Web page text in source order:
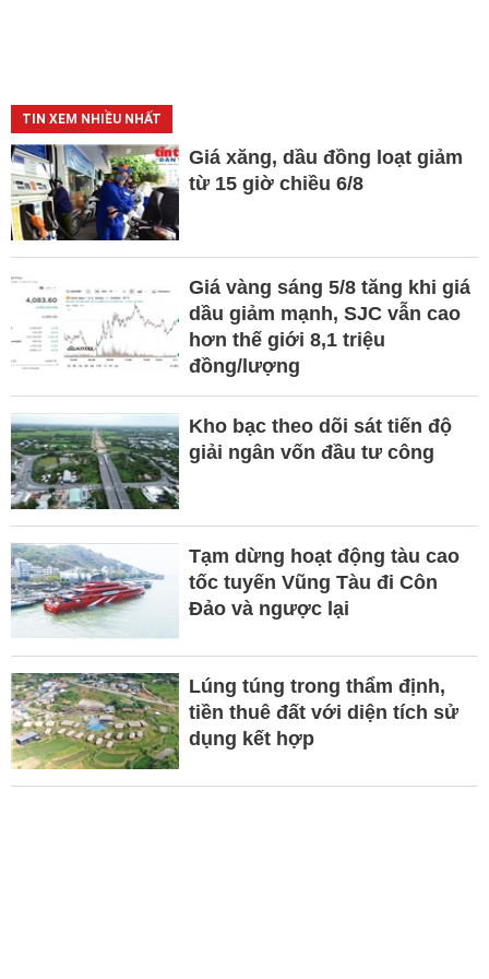
TIN XEM NHIỀU NHẤT
Giá xăng, dầu đồng loạt giảm
từ 15 giờ chiều 6/8
Giá vàng sáng 5/8 tăng khi giá
dầu giảm mạnh, SJC vẫn cao
hơn thế giới 8,1 triệu
đồng/lượng
Kho bạc theo dõi sát tiến độ
giải ngân vốn đầu tư công
Tạm dừng hoạt động tàu cao
tốc tuyến Vũng Tàu đi Côn
Đảo và ngược lại
Lúng túng trong thẩm định,
tiền thuê đất với diện tích sử
dụng kết hợp